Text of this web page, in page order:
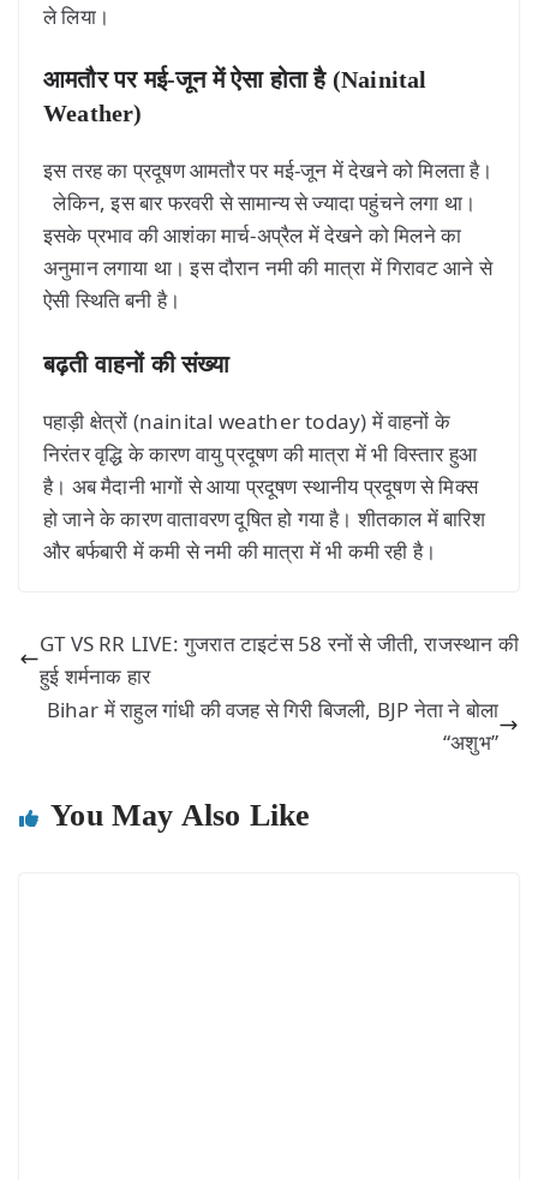
ले लिया।
आमतौर पर मई-जून में ऐसा होता है (Nainital
Weather)
इस तरह का प्रदूषण आमतौर पर मई-जून में देखने को मिलता है।
लेकिन, इस बार फरवरी से सामान्य से ज्यादा पहुंचने लगा था।
इसके प्रभाव की आशंका मार्च-अप्रैल में देखने को मिलने का
अनुमान लगाया था। इस दौरान नमी की मात्रा में गिरावट आने से
ऐसी स्थिति बनी है।
बढ़ती वाहनों की संख्या
पहाड़ी क्षेत्रों (nainital weather today) में वाहनों के
निरंतर वृद्धि के कारण वायु प्रदूषण की मात्रा में भी विस्तार हुआ
है। अब मैदानी भागों से आया प्रदूषण स्थानीय प्रदूषण से मिक्स
हो जाने के कारण वातावरण दूषित हो गया है। शीतकाल में बारिश
और बर्फबारी में कमी से नमी की मात्रा में भी कमी रही है।
GT VS RR LIVE: गुजरात टाइटंस 58 रनों से जीती, राजस्थान की
हुई शर्मनाक हार
Bihar में राहुल गांधी की वजह से गिरी बिजली, BJP नेता ने बोला
“अशुभ”
You May Also Like